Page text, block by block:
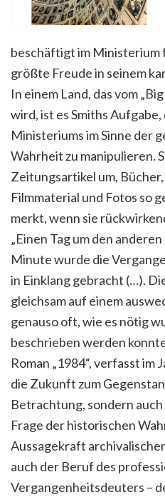
beschäftigt im Ministerium
größte Freude in seinem
In einem Land, das vom
wird, ist es Smiths
Ministeriums im Sinne der
Wahrheit zu manipulieren.
Zeitungsartikel um,
Filmmaterial und Fotos so
merkt, wenn sie
„Einen Tag um den
Minute wurde die
in Einklang gebracht (…).
gleichsam auf einem
genauso oft, wie es nötig
beschrieben werden
Roman „1984“, verfasst
die Zukunft zum
Betrachtung, sondern
Frage der historischen
Aussagekraft
auch der Beruf des
Vergangenheitsdeuters –